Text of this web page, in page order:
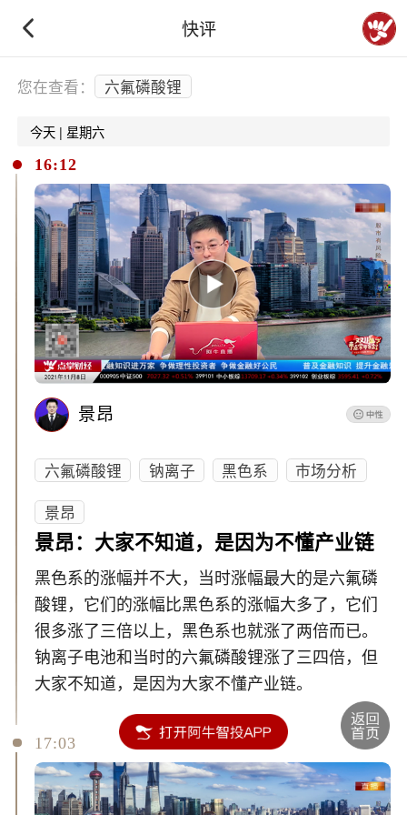
快评
下拉刷新
您在查看： 六氟磷酸锂
今天 | 星期六
16:12
景昂
六氟磷酸锂 钠离子 黑色系
市场分析
景昂
景昂：大家不知道，是因为不懂产业链
黑色系的涨幅并不大，当时涨幅最大的是六氟磷
酸锂，它们的涨幅比黑色系的涨幅大多了，它们
很多涨了三倍以上，黑色系也就涨了两倍而已。
钠离子电池和当时的六氟磷酸锂涨了三四倍，但
大家不知道，是因为大家不懂产业链。
17:03